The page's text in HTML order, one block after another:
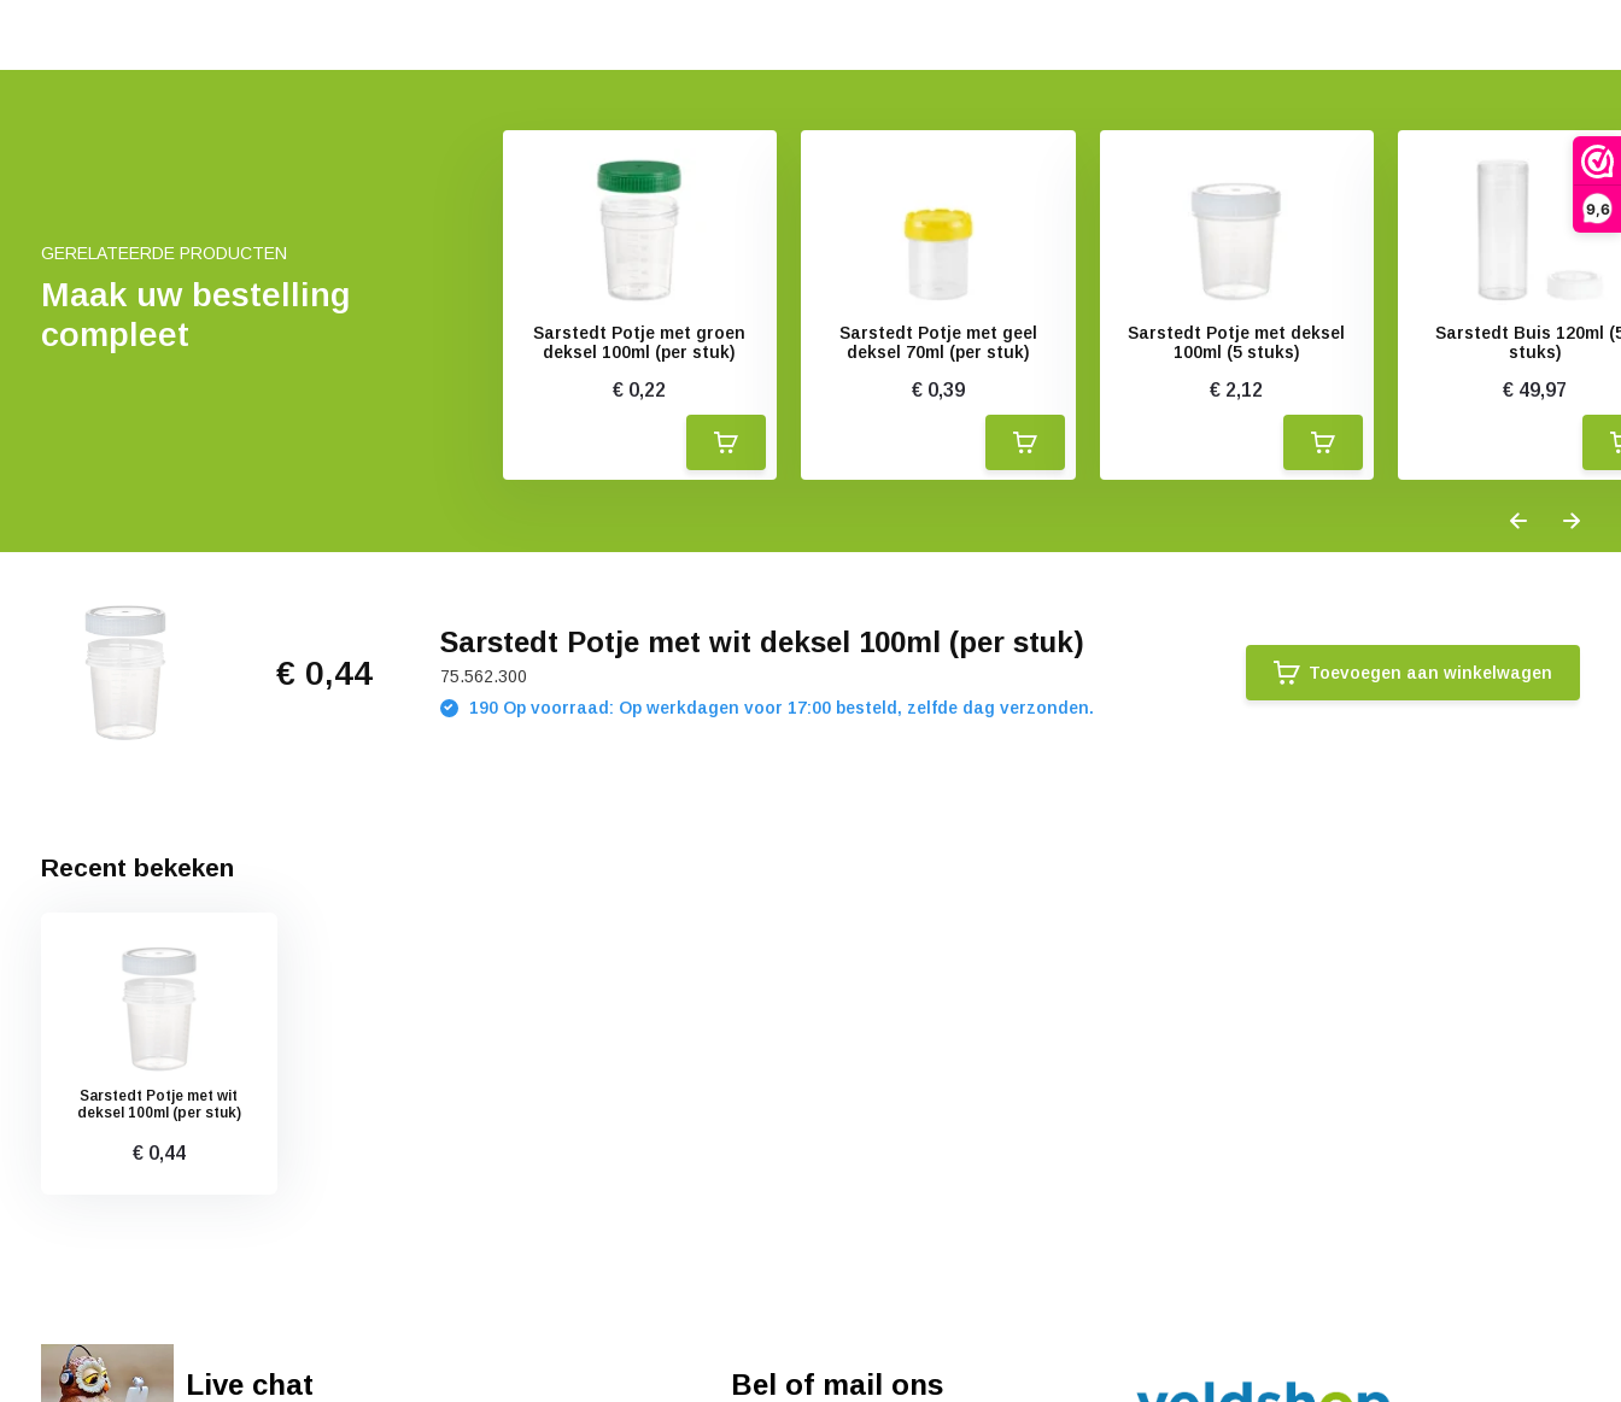
9,6
GERELATEERDE PRODUCTEN
Maak uw bestelling
compleet
Sarstedt Potje met groen
deksel 100ml (per stuk)
€ 0,22
Sarstedt Potje met geel
deksel 70ml (per stuk)
€ 0,39
Sarstedt Potje met deksel
100ml (5 stuks)
€ 2,12
Sarstedt Buis 120ml
stuks)
€ 49,97
€ 0,44
Sarstedt Potje met wit deksel 100ml (per stuk)
75.562.300
190 Op voorraad: Op werkdagen voor 17:00 besteld, zelfde dag verzonden.
Toevoegen aan winkelwagen
Recent bekeken
Sarstedt Potje met wit
deksel 100ml (per stuk)
€ 0,44
Live chat Bel of mail ons